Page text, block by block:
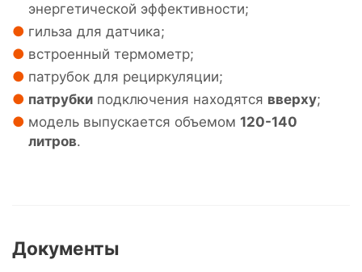
энергетической эффективности;
гильза для датчика;
встроенный термометр;
патрубок для рециркуляции;
патрубки подключения находятся вверху;
модель выпускается объемом 120-140
литров.
Документы